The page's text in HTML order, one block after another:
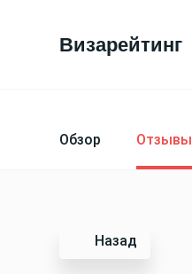
Визарейтинг
Обзор Отзывы
Назад